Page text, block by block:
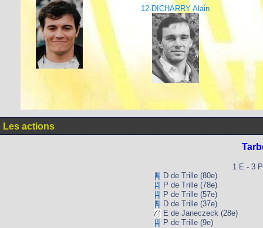
12-DICHARRY Alain
Les actions
1 E - 3
D de Trille (80e)
P de Trille (78e)
P de Trille (57e)
D de Trille (37e)
E de Janeczeck (28e)
P de Trille (9e)